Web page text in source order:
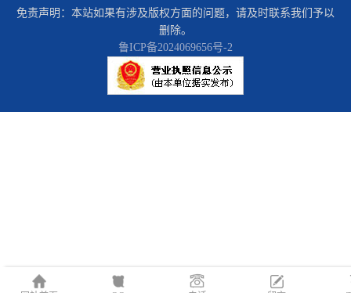
免责声明：本站如果有涉及版权方面的问题，请及时联系我们予以
删除。
鲁ICP备2024069656号-2